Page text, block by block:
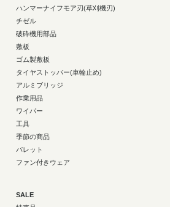
ハンマーナイフモア刃(草刈機刃)
チゼル
破砕機用部品
敷板
ゴム製敷板
タイヤストッパー(車輪止め)
アルミブリッジ
作業用品
ワイパー
工具
季節の商品
パレット
ファン付きウェア
SALE